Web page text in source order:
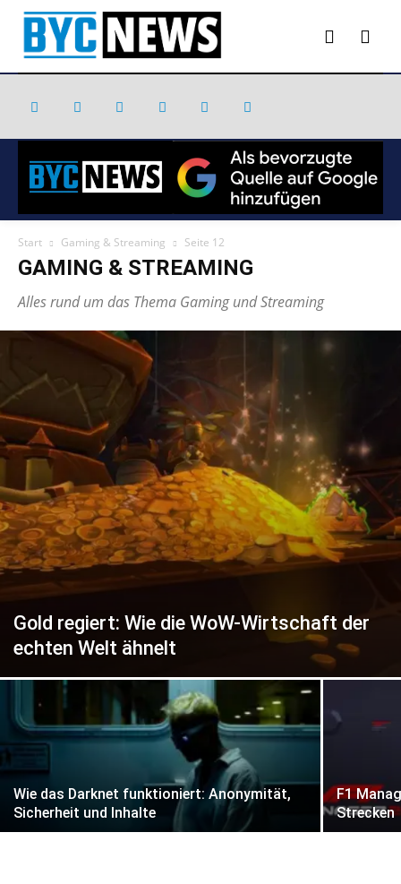
Start Gaming & Streaming Seite 12
GAMING & STREAMING
Alles rund um das Thema Gaming und Streaming
Gold regiert: Wie die WoW-Wirtschaft der
echten Welt ähnelt
Wie das Darknet funktioniert: Anonymität,
Sicherheit und Inhalte
F1
Strecken